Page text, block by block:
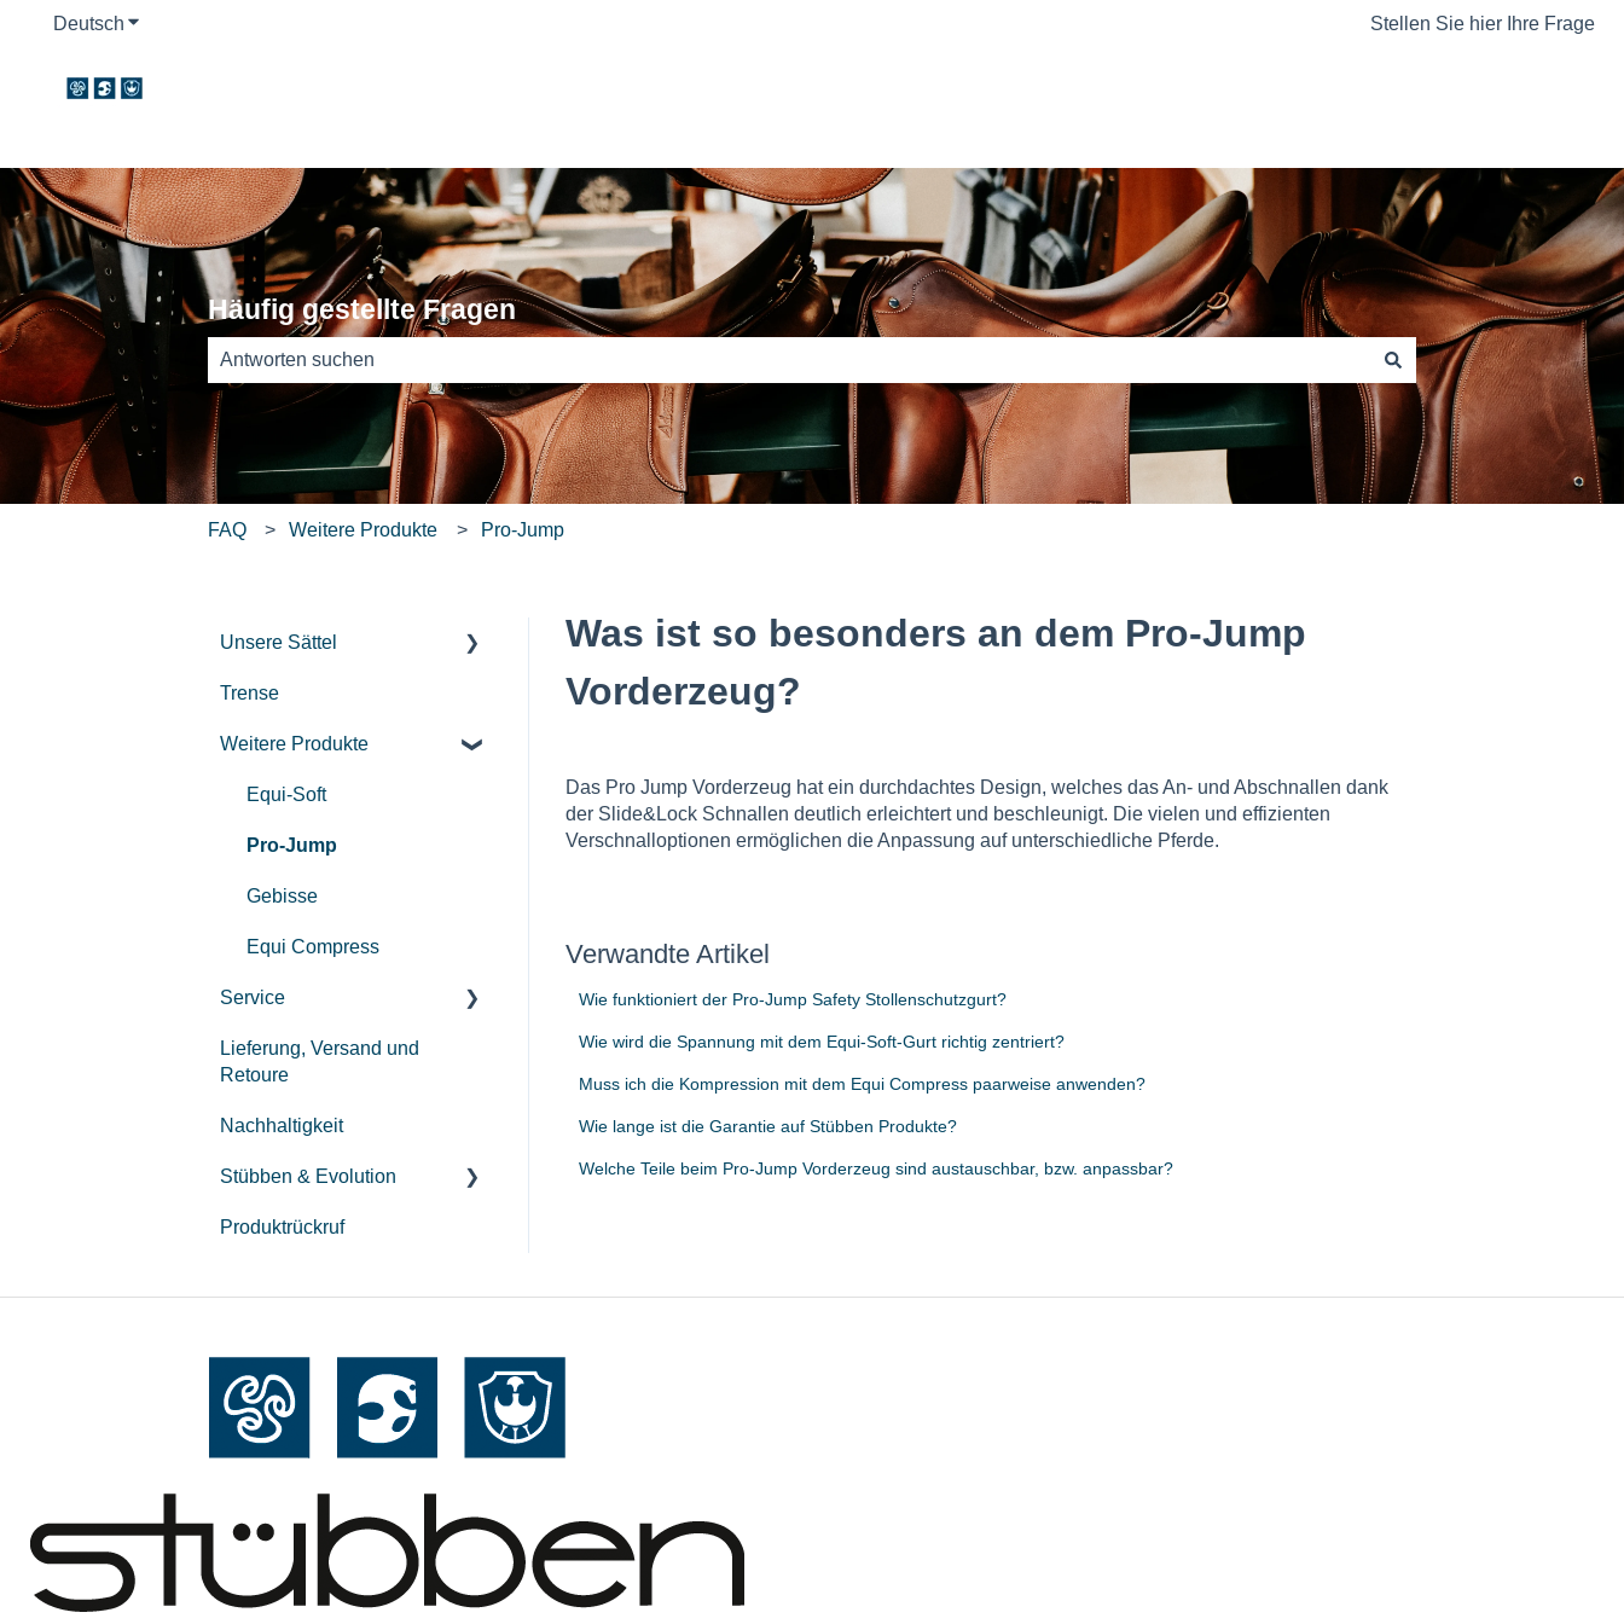
Deutsch Untermenü für Übersetzungen anzeigen Stellen Sie hier Ihre Frage
Häufig gestellte Fragen
Es gibt keine Vorschläge, da das Suchfeld leer ist.
FAQ Weitere Produkte Pro-Jump
Was ist so besonders an dem Pro-Jump
Vorderzeug?
Das Pro Jump Vorderzeug hat ein durchdachtes Design, welches das An- und Abschnallen dank
der Slide&Lock Schnallen deutlich erleichtert und beschleunigt. Die vielen und effizienten
Verschnalloptionen ermöglichen die Anpassung auf unterschiedliche Pferde.
Verwandte Artikel
Wie funktioniert der Pro-Jump Safety Stollenschutzgurt?
Wie wird die Spannung mit dem Equi-Soft-Gurt richtig zentriert?
Muss ich die Kompression mit dem Equi Compress paarweise anwenden?
Wie lange ist die Garantie auf Stübben Produkte?
Welche Teile beim Pro-Jump Vorderzeug sind austauschbar, bzw. anpassbar?
Unsere Sättel
Gebrauchte Sättel
Centurion II
Custom
REV Sattel
Trense
Weitere Produkte
Equi-Soft
Pro-Jump
Gebisse
Equi Compress
Service
Bezahlung
Lieferung, Versand und
Retoure
Nachhaltigkeit
Stübben & Evolution
Streamline
Produktrückruf